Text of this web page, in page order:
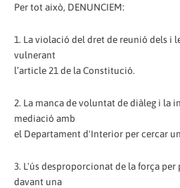
Per tot això, DENUNCIEM:
1. La violació del dret de reunió dels i
vulnerant
l’article 21 de la Constitució.
2. La manca de voluntat de diàleg i la
mediació amb
el Departament d'Interior per cercar
3. L'ús desproporcionat de la força
davant una